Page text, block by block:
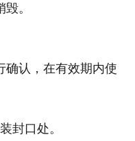
。
确认，在有效期内使
封口处。